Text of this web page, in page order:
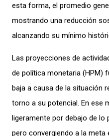
esta forma, el promedio
mostrando una reducción
alcanzando su mínimo
Las proyecciones de
de política monetaria (HPM)
baja a causa de la situación
torno a su potencial. En ese
ligeramente por debajo de lo
pero convergiendo a la meta